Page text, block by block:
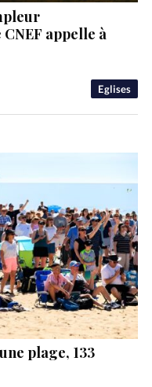
Eglises
appelle à
plage, 133